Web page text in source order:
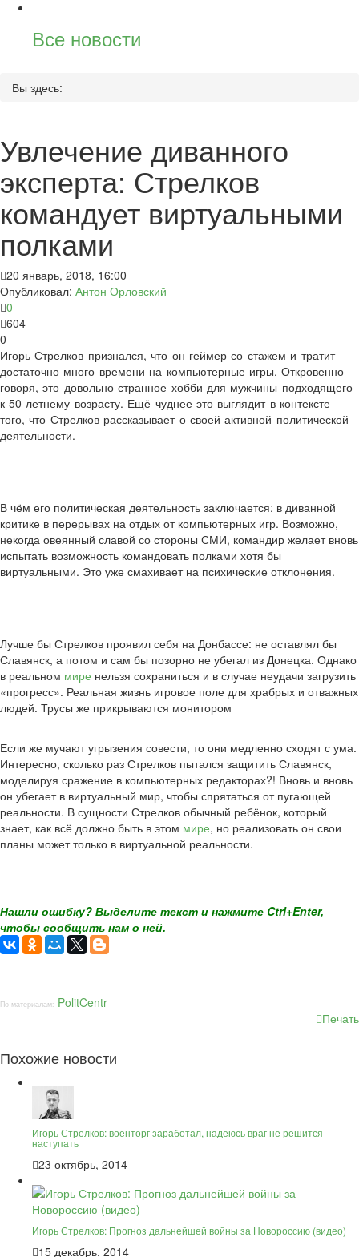
Все новости
Вы здесь:
Увлечение диванного
эксперта: Стрелков
командует виртуальными
полками
20 январь, 2018, 16:00
Опубликовал: Антон Орловский
0
604
0
Игорь Стрелков признался, что он геймер со стажем и тратит
достаточно много времени на компьютерные игры. Откровенно
говоря, это довольно странное хобби для мужчины подходящего
к 50-летнему возрасту. Ещё чуднее это выглядит в контексте
того, что Стрелков рассказывает о своей активной политической
деятельности.
В чём его политическая деятельность заключается: в диванной
критике в перерывах на отдых от компьютерных игр. Возможно,
некогда овеянный славой со стороны СМИ, командир желает вновь
испытать возможность командовать полками хотя бы
виртуальными. Это уже смахивает на психические отклонения.
Лучше бы Стрелков проявил себя на Донбассе: не оставлял бы
Славянск, а потом и сам бы позорно не убегал из Донецка. Однако
в реальном мире нельзя сохраниться и в случае неудачи загрузить
«прогресс». Реальная жизнь игровое поле для храбрых и отважных
людей. Трусы же прикрываются монитором
Если же мучают угрызения совести, то они медленно сходят с ума.
Интересно, сколько раз Стрелков пытался защитить Славянск,
моделируя сражение в компьютерных редакторах?! Вновь и вновь
он убегает в виртуальный мир, чтобы спрятаться от пугающей
реальности. В сущности Стрелков обычный ребёнок, который
знает, как всё должно быть в этом мире, но реализовать он свои
планы может только в виртуальной реальности.
Нашли ошибку? Выделите текст и нажмите Ctrl+Enter,
чтобы сообщить нам о ней.
По материалам: PolitCentr
Печать
Похожие новости
Игорь Стрелков: военторг заработал, надеюсь враг не решится
наступать
23 октябрь, 2014
Игорь Стрелков: Прогноз дальнейшей войны за Новороссию (видео)
15 декабрь, 2014